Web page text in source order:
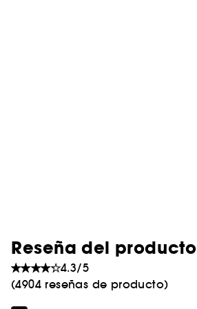
Reseña del producto
4.3/5
(4904 reseñas de producto)